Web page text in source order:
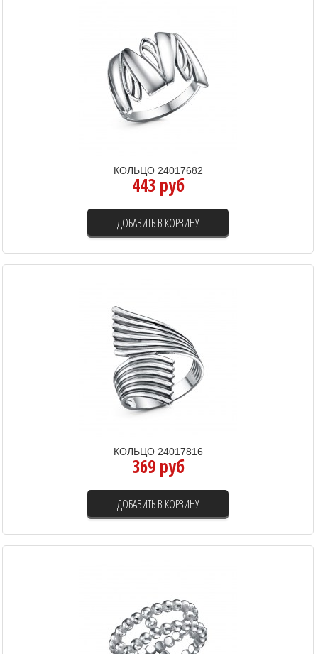
КОЛЬЦО 24017682
443 руб
ДОБАВИТЬ В КОРЗИНУ
КОЛЬЦО 24017816
369 руб
ДОБАВИТЬ В КОРЗИНУ